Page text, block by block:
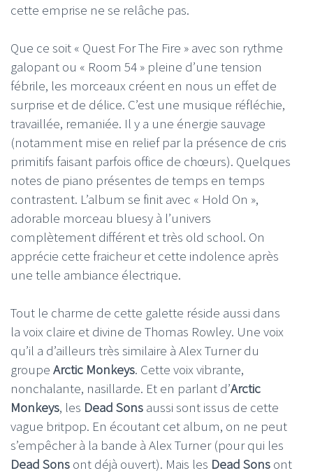
cette emprise ne se relâche pas.
Que ce soit « Quest For The Fire » avec son rythme
galopant ou « Room 54 » pleine d’une tension
fébrile, les morceaux créent en nous un effet de
surprise et de délice. C’est une musique réfléchie,
travaillée, remaniée. Il y a une énergie sauvage
(notamment mise en relief par la présence de cris
primitifs faisant parfois office de chœurs). Quelques
notes de piano présentes de temps en temps
contrastent. L’album se finit avec « Hold On »,
adorable morceau bluesy à l’univers
complètement différent et très old school. On
apprécie cette fraicheur et cette indolence après
une telle ambiance électrique.
Tout le charme de cette galette réside aussi dans
la voix claire et divine de Thomas Rowley. Une voix
qu’il a d’ailleurs très similaire à Alex Turner du
groupe Arctic Monkeys. Cette voix vibrante,
nonchalante, nasillarde. Et en parlant d’Arctic
Monkeys, les Dead Sons aussi sont issus de cette
vague britpop. En écoutant cet album, on ne peut
s’empêcher à la bande à Alex Turner (pour qui les
Dead Sons ont déjà ouvert). Mais les Dead Sons ont